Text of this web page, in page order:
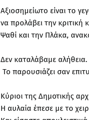
Αξιοσημείωτο είναι το
να προλάβει την κριτική
Ψαθί και την Πλάκα,
Δεν καταλάβαμε αλήθεια.
Το παρουσιάζει σαν
Κύριοι της Δημοτικής
Η αυλαία έπεσε με το